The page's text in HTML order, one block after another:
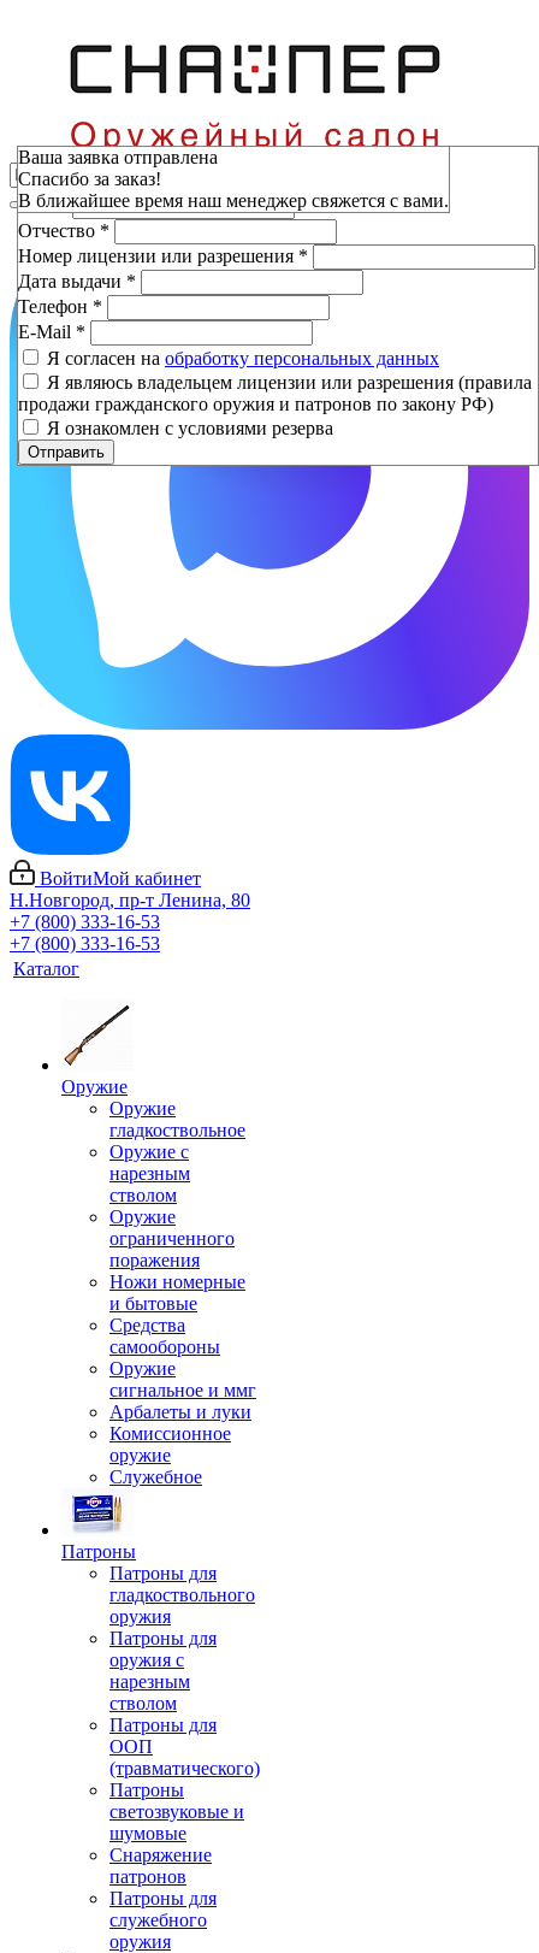
ВойтиМой кабинет
Н.Новгород, пр-т Ленина, 80
+7 (800) 333-16-53
+7 (800) 333-16-53
Каталог
Оружие
Оружие
гладкоствольное
Оружие с
нарезным
стволом
Оружие
ограниченного
поражения
Ножи номерные
и бытовые
Средства
самообороны
Оружие
сигнальное и ммг
Арбалеты и луки
Комиссионное
оружие
Служебное
Патроны
Патроны для
гладкоствольного
оружия
Патроны для
оружия с
нарезным
стволом
Патроны для
ООП
(травматического)
Патроны
светозвуковые и
шумовые
Снаряжение
патронов
Патроны для
служебного
оружия
Зарезервировать
Фамилия*
Имя*
Отчество *
Номер лицензии или разрешения *
Дата выдачи *
Телефон *
E-Mail *
Я согласен на обработку персональных данных
Я являюсь владельцем лицензии или разрешения (правила
продажи гражданского оружия и патронов по закону РФ)
Я ознакомлен с условиями резерва
Отправить
Ваша заявка отправлена
Спасибо за заказ!
В ближайшее время наш менеджер свяжется с вами.